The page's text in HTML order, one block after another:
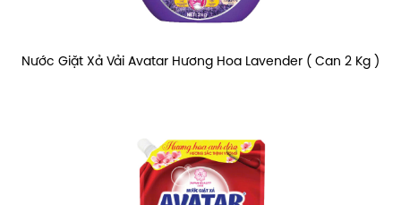
Nước Giặt Xả Vải Avatar Hương Hoa Lavender ( Can 2 Kg )